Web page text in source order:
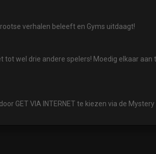
verhalen beleeft en Gyms uitdaagt!
wel drie andere spelers! Moedig elkaar
GET VIA INTERNET te kiezen via de